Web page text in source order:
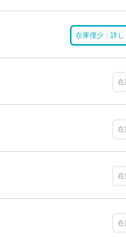
在庫僅少：詳し
在
在
在
在